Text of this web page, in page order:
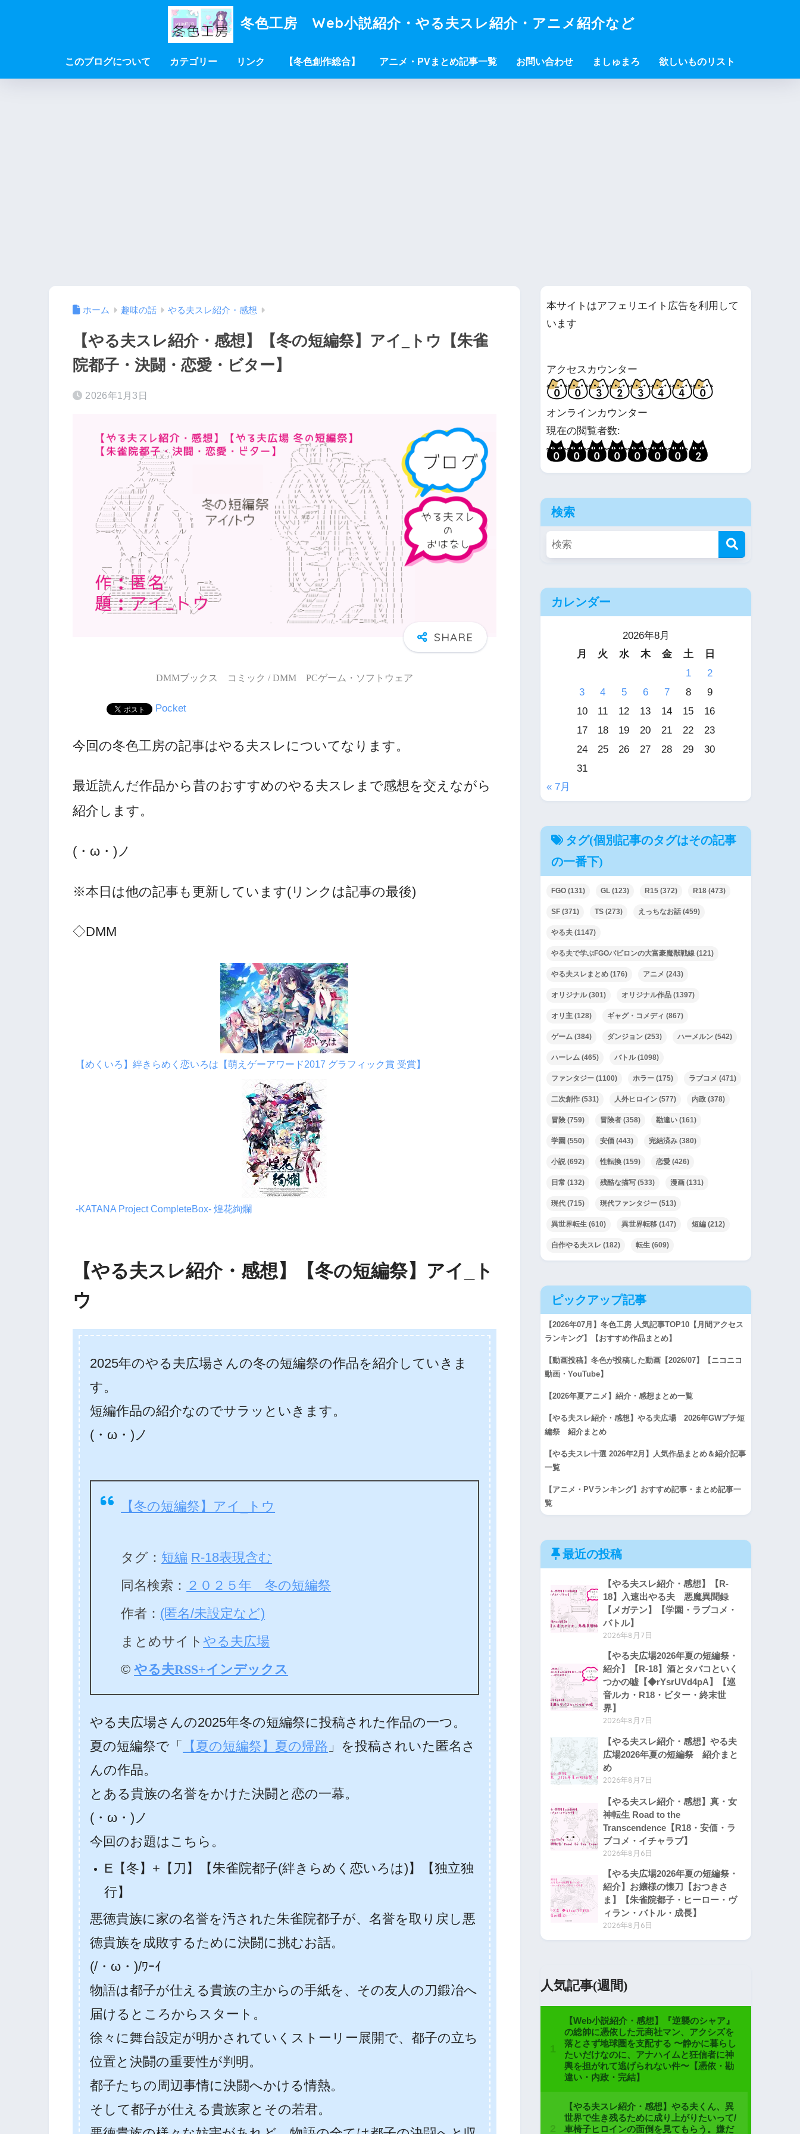
冬色工房 Web小説紹介・やる夫スレ紹介・アニメ紹介など
このブログについて カテゴリー リンク 【冬色創作総合】 アニメ・PVまとめ記事一覧 お問い合わせ ましゅまろ 欲しいものリスト
ホーム 趣味の話 やる夫スレ紹介・感想
【やる夫スレ紹介・感想】【冬の短編祭】アイ_トウ【朱雀
院都子・決闘・恋愛・ビター】
2026年1月3日
DMMブックス コミック / DMM PCゲーム・ソフトウェア
Pocket
今回の冬色工房の記事はやる夫スレについてなります。
最近読んだ作品から昔のおすすめのやる夫スレまで感想を交えながら
紹介します。
(・ω・)ノ
※本日は他の記事も更新しています(リンクは記事の最後)
◇DMM
【めくいろ】絆きらめく恋いろは【萌えゲーアワード2017 グラフィック賞 受賞】
-KATANA Project CompleteBox- 煌花絢爛
【やる夫スレ紹介・感想】【冬の短編祭】アイ_ト
ウ
2025年のやる夫広場さんの冬の短編祭の作品を紹介していきま
す。
短編作品の紹介なのでサラッといきます。
(・ω・)ノ
【冬の短編祭】アイ_トウ
タグ： 短編 R-18表現含む
同名検索： ２０２５年 冬の短編祭
作者： (匿名/未設定など)
まとめサイトやる夫広場
©やる夫RSS+インデックス
やる夫広場さんの2025年冬の短編祭に投稿された作品の一つ。
夏の短編祭で「
【夏の短編祭】夏の帰路 」を投稿されいた匿名さ
んの作品。
とある貴族の名誉をかけた決闘と恋の一幕。
(・ω・)ノ
今回のお題はこちら。
E【冬】+【刀】【朱雀院都子(絆きらめく恋いろは)】【独立独
行】
悪徳貴族に家の名誉を汚された朱雀院都子が、名誉を取り戻し悪
徳貴族を成敗するために決闘に挑むお話。
(/・ω・)/ﾜｰｲ
物語は都子が仕える貴族の主からの手紙を、その友人の刀鍛冶へ
届けるところからスタート。
徐々に舞台設定が明かされていくストーリー展開で、都子の立ち
位置と決闘の重要性が判明。
都子たちの周辺事情に決闘へかける情熱。
そして都子が仕える貴族家とその若君。
本サイトはアフェリエイト広告を利用して
います
アクセスカウンター
オンラインカウンター
現在の閲覧者数:
検索
カレンダー
2026年8月
月
火 水 木 金 土
日
1
2
3
4 5 6 7 8
9
10
11 12 13 14 15
16
17
18 19 20 21 22
23
24
25 26 27 28 29
30
31
« 7月
タグ(個別記事のタグはその記事
の一番下)
FGO (131) GL (123) R15 (372) R18 (473)
SF (371) TS (273) えっちなお話 (459)
やる夫 (1147)
やる夫で学ぶFGOバビロンの大富豪魔獣戦線 (121)
やる夫スレまとめ (176) アニメ (243)
オリジナル(301) オリジナル作品 (1397)
オリ主 (128) ギャグ・コメディ (867)
ゲーム (384) ダンジョン (253) ハーメルン (542)
ハーレム (465) バトル(1098)
ファンタジー (1100) ホラー (175) ラブコメ (471)
二次創作 (531) 人外ヒロイン (577) 内政 (378)
冒険 (759) 冒険者 (358) 勘違い (161)
学園 (550) 安価 (443) 完結済み (380)
小説(692) 性転換 (159) 恋愛 (426)
日常 (132) 残酷な描写 (533) 漫画 (131)
現代 (715) 現代ファンタジー (513)
異世界転生 (610) 異世界転移 (147) 短編 (212)
自作やる夫スレ (182) 転生 (609)
ピックアップ記事
【2026年07月】冬色工房 人気記事TOP10【月間アクセス
ランキング】【おすすめ作品まとめ】
【動画投稿】冬色が投稿した動画【2026/07】【ニコニコ
動画・YouTube】
【2026年夏アニメ】紹介・感想まとめ一覧
【やる夫スレ紹介・感想】やる夫広場 2026年GWプチ短
編祭 紹介まとめ
【やる夫スレ十選 2026年2月】人気作品まとめ＆紹介記事
一覧
【アニメ・PVランキング】おすすめ記事・まとめ記事一
覧
最近の投稿
【やる夫スレ紹介・感想】【R-
18】入速出やる夫 悪魔異聞録
【メガテン】【学園・ラブコメ・
バトル】
2026年8月7日
【やる夫広場2026年夏の短編祭・
紹介】【R-18】酒とタバコといく
つかの嘘【◆rYsrUVd4pA】【巡
音ルカ・R18・ビター・終末世
界】
2026年8月7日
【やる夫スレ紹介・感想】やる夫
広場2026年夏の短編祭 紹介まと
め
2026年8月7日
【やる夫スレ紹介・感想】真・女
神転生 Road to the
Transcendence【R18・安価・ラ
ブコメ・イチャラブ】
2026年8月6日
【やる夫広場2026年夏の短編祭・
紹介】お嬢様の懐刀【おつきさ
ま】【朱雀院都子・ヒーロー・ヴ
ィラン・バトル・成長】
2026年8月6日
人気記事(週間)